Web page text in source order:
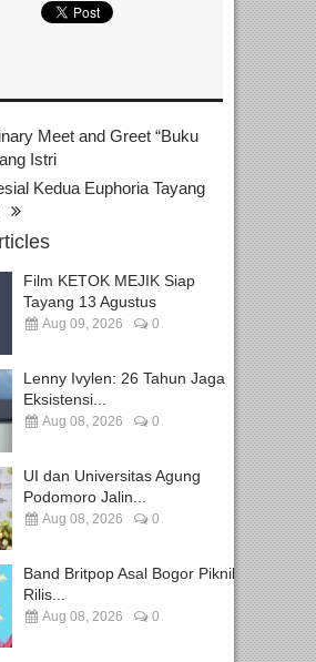
Meet and Greet “Buku
Istri
Kedua Euphoria Tayang
Film KETOK MEJIK Siap
Tayang 13 Agustus
Aug 09, 2026 0
Lenny Ivylen: 26 Tahun Jaga
Eksistensi...
Aug 08, 2026 0
UI dan Universitas Agung
Podomoro Jalin...
Aug 08, 2026 0
Band Britpop Asal Bogor Piknik
Rilis...
Aug 08, 2026 0